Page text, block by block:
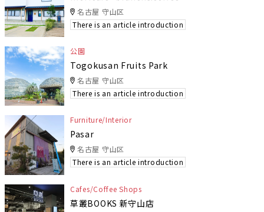
名古屋 守山区
There is an article introduction
公園
Togokusan Fruits Park
名古屋 守山区
There is an article introduction
Furniture/Interior
Pasar
名古屋 守山区
There is an article introduction
Cafes/Coffee Shops
草叢BOOKS 新守山店